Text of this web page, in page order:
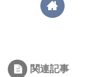
関連記事